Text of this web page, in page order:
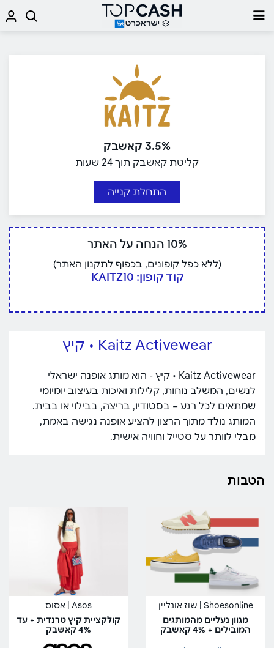
3.5% קאשבק
קליטת קאשבק תוך 24 שעות
התחלת קנייה
10% הנחה על האתר
(ללא כפל קופונים, בכפוף לתקנון האתר)
קוד קופון: KAITZ10
Kaitz Activewear • קיץ
Kaitz Activewear • קיץ - הוא מותג אופנה ישראלי
לנשים, המשלב נוחות, קלילות ואיכות בעיצוב יומיומי
שמתאים לכל רגע – בסטודיו, בריצה, בבילוי או בבית.
המותג נולד מתוך הרצון להציע אופנה נגישה באמת,
מבלי לוותר על סטייל וחוויה אישית.
הטבות
Shoesonline | שוז אונליין
מגוון נעליים מהמותגים
המובילים + 4% קאשבק
Asos | אסוס
קולקציית קיץ טרנדית + עד
4% קאשבק